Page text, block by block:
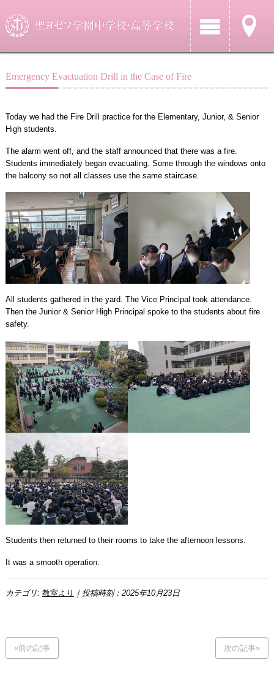
Emergency Evactuation Drill in the Case of Fire
Today we had the Fire Drill practice for the Elementary, Junior, & Senior
High students.
The alarm went off, and the staff announced that there was a fire.
Students immediately began evacuating. Some through the windows onto
the balcony so not all classes use the same staircase.
All students gathered in the yard. The Vice Principal took attendance.
Then the Junior & Senior High Principal spoke to the students about fire
safety.
Students then returned to their rooms to take the afternoon lessons.
It was a smooth operation.
カテゴリ: 教室より ｜投稿時刻：2025年10月23日
«前の記事 次の記事»